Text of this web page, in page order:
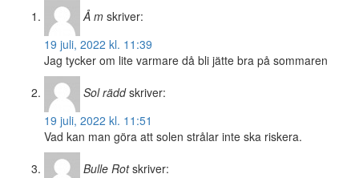
Å m skriver:
19 juli, 2022 kl. 11:39
Jag tycker om lite varmare då bli jätte bra på sommaren
Sol rädd skriver:
19 juli, 2022 kl. 11:51
Vad kan man göra att solen strålar inte ska riskera.
Bulle Rot skriver: